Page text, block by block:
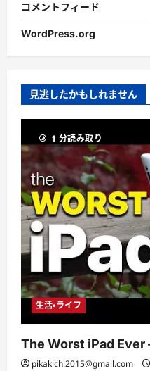
コメントフィード
WordPress.org
見逃したかもしれません
1 分読み取り
生活・ライフ
The Worst iPad Ever
pikakichi2015@gmail.com